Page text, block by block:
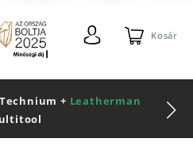
Kosár
+ Leatherman